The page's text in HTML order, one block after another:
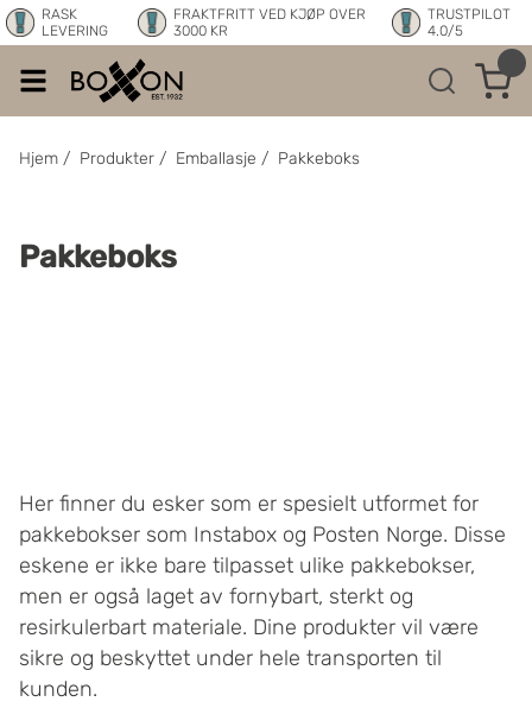
RASK
LEVERING
FRAKTFRITT VED KJØP OVER
3000 KR
TRUSTPILOT
4.0/5
Hjem / Produkter / Emballasje / Pakkeboks
Pakkeboks
Her finner du esker som er spesielt utformet for
pakkebokser som Instabox og Posten Norge. Disse
eskene er ikke bare tilpasset ulike pakkebokser,
men er også laget av fornybart, sterkt og
resirkulerbart materiale. Dine produkter vil være
sikre og beskyttet under hele transporten til
kunden.